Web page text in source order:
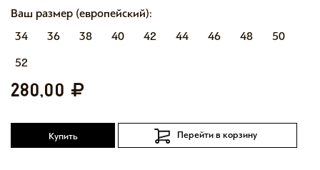
Ваш размер (европейский):
34
36 38 40 42 44 46 48
50
52
280,00
Купить Перейти в корзину